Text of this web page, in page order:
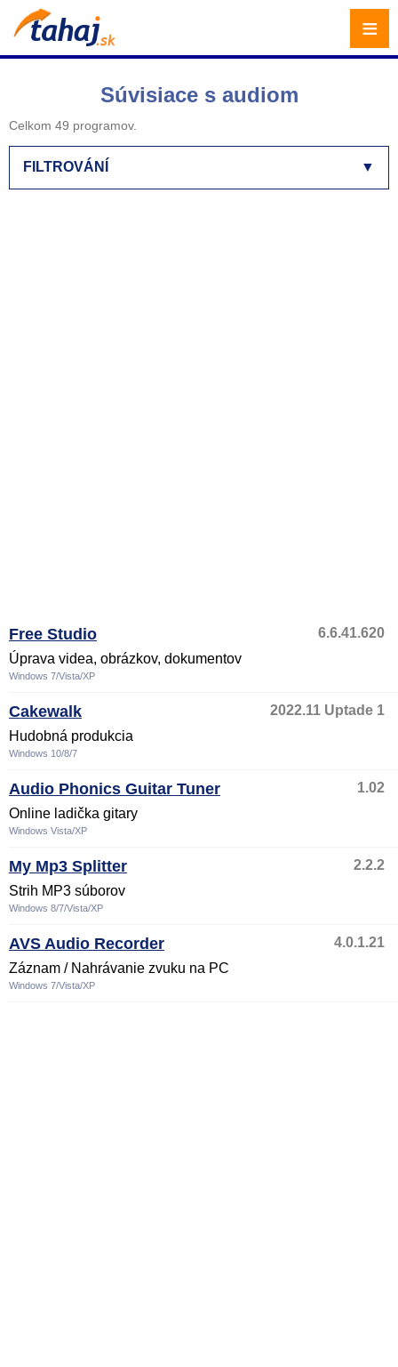
Súvisiace s audiom
Celkom 49 programov.
▼
FILTROVÁNÍ
Free Studio
6.6.41.620
Úprava videa, obrázkov, dokumentov
Windows 7/Vista/XP
Cakewalk
2022.11 Uptade 1
Hudobná produkcia
Windows 10/8/7
Audio Phonics Guitar Tuner
1.02
Online ladička gitary
Windows Vista/XP
My Mp3 Splitter
2.2.2
Strih MP3 súborov
Windows 8/7/Vista/XP
AVS Audio Recorder
4.0.1.21
Záznam / Nahrávanie zvuku na PC
Windows 7/Vista/XP
≡